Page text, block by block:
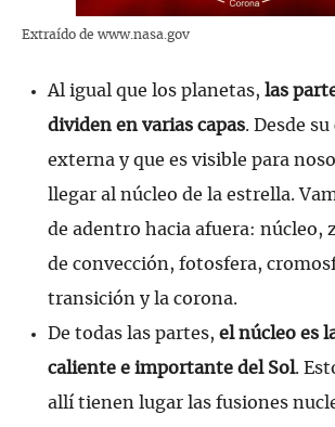
Extraído de www.nasa.gov
Al igual que los planetas, las
dividen en varias capas. Desde
externa y que es visible para
llegar al núcleo de la estrella.
de adentro hacia afuera: núcleo,
de convección, fotosfera,
transición y la corona.
De todas las partes, el núcleo es
caliente e importante del Sol.
allí tienen lugar las fusiones